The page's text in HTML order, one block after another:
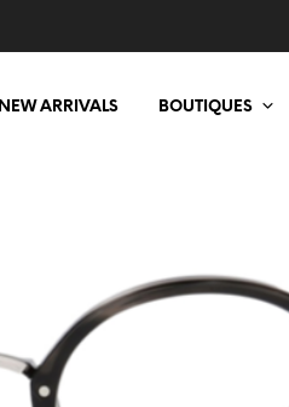
NEW ARRIVALS BOUTIQUES